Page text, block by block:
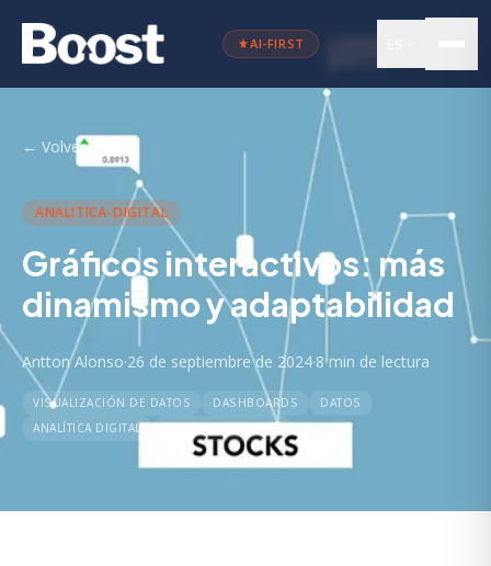
AI-FIRST
← Volver al blog
ANALITICA-DIGITAL
Gráficos interactivos: más
dinamismo y adaptabilidad
Antton Alonso·26 de septiembre de 2024·8 min de lectura
VISUALIZACIÓN DE DATOS DASHBOARDS
DATOS
ANALÍTICA DIGITAL
MARKETING DIGITAL